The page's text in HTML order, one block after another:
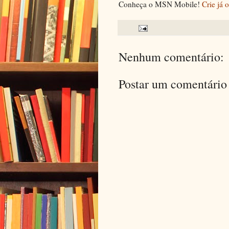
Conheça o MSN Mobile! Crie já
Nenhum comentário:
Postar um comentário